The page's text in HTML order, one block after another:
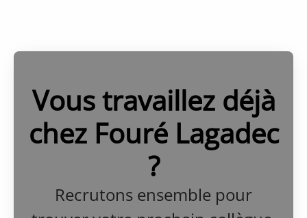
Vous travaillez déjà
chez Fouré Lagadec
?
Recrutons ensemble pour